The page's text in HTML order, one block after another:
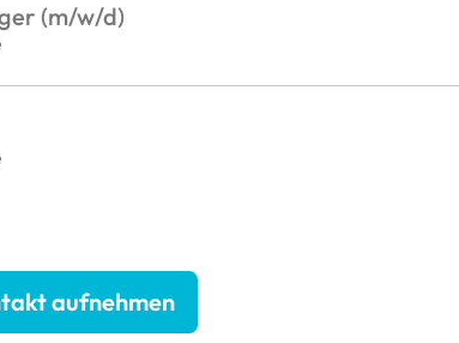
(m/w/d)
aufnehmen